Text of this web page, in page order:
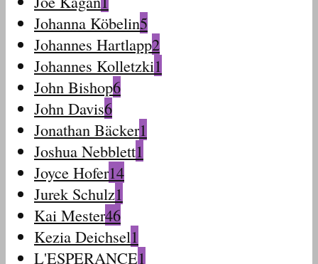
Johanna Köbelin5
Johannes Hartlapp2
Johannes Kolletzki1
John Bishop6
John Davis6
Jonathan Bäcker1
Joshua Nebblett1
Joyce Hofer14
Jurek Schulz1
Kai Mester46
Kezia Deichsel1
L'ESPERANCE1